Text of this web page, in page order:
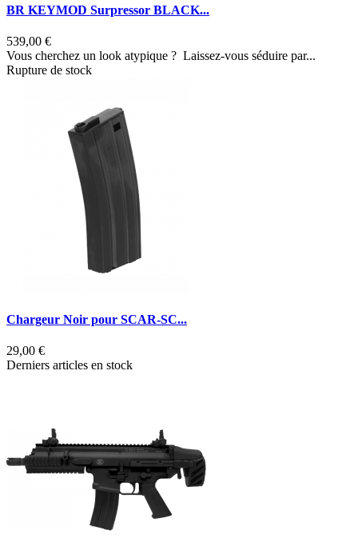
BR KEYMOD Surpressor BLACK...
539,00 €
Vous cherchez un look atypique ? Laissez-vous séduire par...
Rupture de stock
Chargeur Noir pour SCAR-SC...
29,00 €
Derniers articles en stock